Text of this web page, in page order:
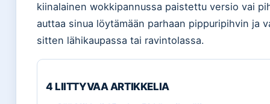
kiinalainen wokkipannussa paistettu versio vai
auttaa sinua löytämään parhaan pippuripihvin ja
sitten lähikaupassa tai ravintolassa.
4 LIITTYVAA ARTIKKELIA